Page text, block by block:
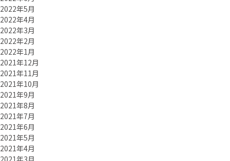
2022年5月
2022年4月
2022年3月
2022年2月
2022年1月
2021年12月
2021年11月
2021年10月
2021年9月
2021年8月
2021年7月
2021年6月
2021年5月
2021年4月
2021年3月